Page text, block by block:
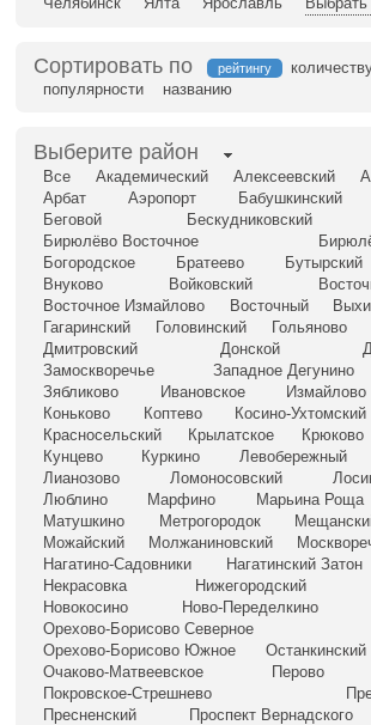
Сортировать по рейтингу
популярности
названию
Выберите район
Все Академический Алексеевский
Арбат
Аэропорт Бабушкинский
Беговой
Бескудниковский
Бирюлёво Восточное
Богородское
Братеево Бутырский
Внуково
Войковский
Восточное Измайлово
Восточный
Гагаринский
Головинский Гольяново
Дмитровский
Донской
Замоскворечье
Западное Дегунино
Зябликово
Ивановское Измайлово
Коньково
Коптево Косино-Ухтомский
Красносельский
Крылатское Крюково
Кунцево
Куркино Левобережный
Лианозово
Ломоносовский
Люблино
Марфино Марьина Роща
Матушкино
Метрогородок
Можайский
Молжаниновский
Нагатино-Садовники
Нагатинский Затон
Некрасовка
Нижегородский
Новокосино
Ново-Переделкино
Орехово-Борисово Северное
Орехово-Борисово Южное
Останкинский
Очаково-Матвеевское
Перово
Покровское-Стрешнево
Пресненский
Проспект Вернадского